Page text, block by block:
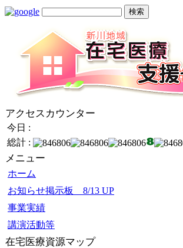
アクセスカウンター
今日 :
総計 :
メニュー
ホーム
お知らせ掲示板 8/13 UP
事業実績
講演活動等
在宅医療資源マップ